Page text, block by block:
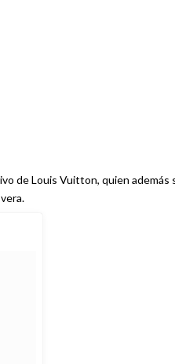
de Louis Vuitton, quien además